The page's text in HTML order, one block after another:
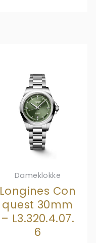
Dameklokke
Longines Con
quest 30mm
– L3.320.4.07.
6